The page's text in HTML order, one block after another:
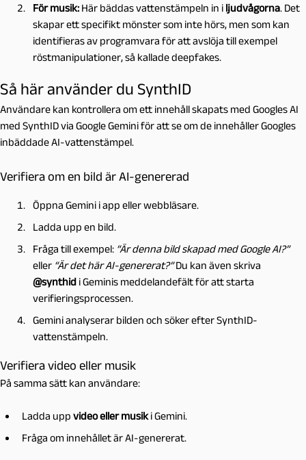
För musik: Här bäddas vattenstämpeln in i ljudvågorna. Det
skapar ett specifikt mönster som inte hörs, men som kan
identifieras av programvara för att avslöja till exempel
röstmanipulationer, så kallade deepfakes.
Så här använder du SynthID
Användare kan kontrollera om ett innehåll skapats med Googles AI
med SynthID via Google Gemini för att se om de innehåller Googles
inbäddade AI-vattenstämpel.
Verifiera om en bild är AI-genererad
Öppna Gemini i app eller webbläsare.
Ladda upp en bild.
Fråga till exempel: “Är denna bild skapad med Google AI?”
eller “Är det här AI-genererat?”Du kan även skriva
@synthid i Geminis meddelandefält för att starta
verifieringsprocessen.
Gemini analyserar bilden och söker efter SynthID-
vattenstämpeln.
Verifiera video eller musik
På samma sätt kan användare:
Ladda upp video eller musiki Gemini.
Fråga om innehållet är AI-genererat.